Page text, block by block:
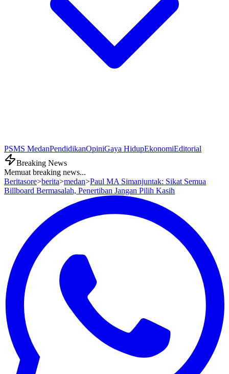
PSMS MedanPendidikanOpiniGaya HidupEkonomiEditorial
Breaking News
Memuat breaking news...
Beritasore>berita>medan>Paul MA Simanjuntak: Sikat Semua
Billboard Bermasalah, Penertiban Jangan Pilih Kasih